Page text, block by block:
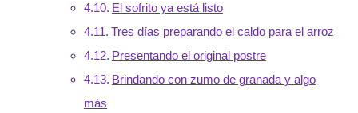
El sofrito ya está listo
Tres días preparando el caldo para el arroz
Presentando el original postre
Brindando con zumo de granada y algo
más